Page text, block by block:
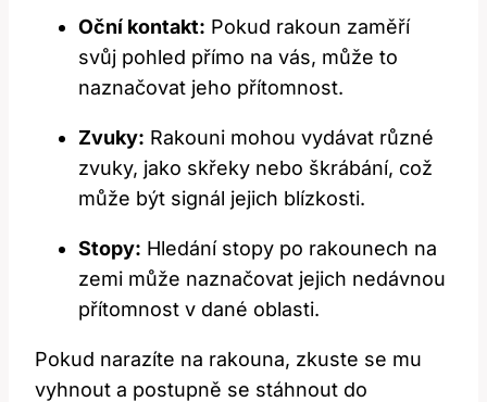
Oční kontakt: Pokud rakoun zaměří
svůj pohled přímo na vás, může to
naznačovat jeho přítomnost.
Zvuky: Rakouni mohou vydávat různé
zvuky, jako skřeky nebo škrábání, což
může být signál jejich blízkosti.
Stopy: Hledání stopy po rakounech na
zemi může naznačovat jejich nedávnou
přítomnost v dané oblasti.
Pokud narazíte na rakouna, zkuste se mu
vyhnout a postupně se stáhnout do